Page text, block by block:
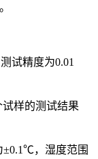
测试精度为0.01
样的测试结果
，湿度范围